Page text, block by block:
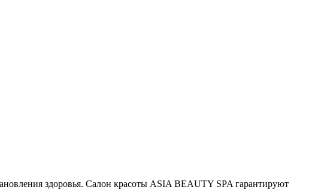
здоровья. Салон красоты ASIA BEAUTY SPA гарантируют